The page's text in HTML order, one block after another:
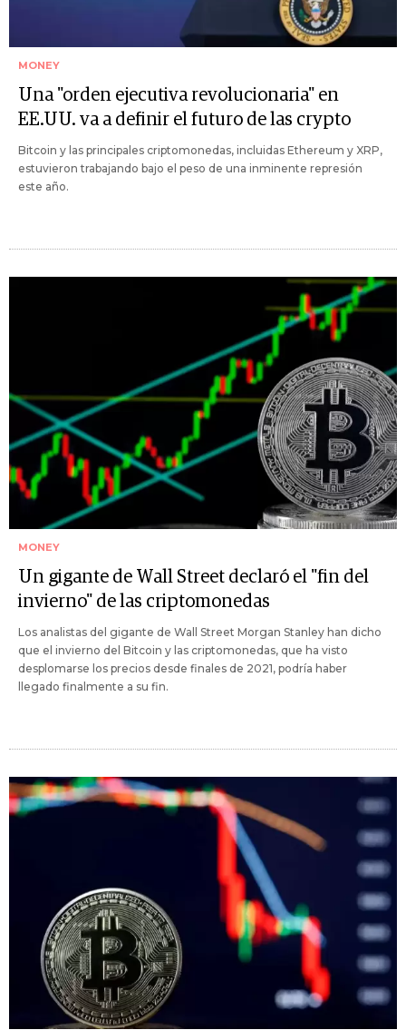
MONEY
Una "orden ejecutiva revolucionaria" en
EE.UU. va a definir el futuro de las crypto
Bitcoin y las principales criptomonedas, incluidas Ethereum y XRP,
estuvieron trabajando bajo el peso de una inminente represión
este año.
MONEY
Un gigante de Wall Street declaró el "fin del
invierno" de las criptomonedas
Los analistas del gigante de Wall Street Morgan Stanley han dicho
que el invierno del Bitcoin y las criptomonedas, que ha visto
desplomarse los precios desde finales de 2021, podría haber
llegado finalmente a su fin.